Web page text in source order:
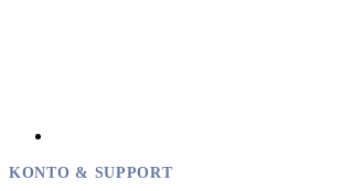
KONTO & SUPPORT